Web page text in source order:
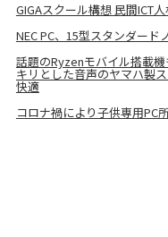
GIGAスクール構想 民間ICT
NEC PC、15型スタンダード
話題のRyzenモバイル搭載機
キリとした音声のヤマハ製
快適
コロナ禍により子供専用PC